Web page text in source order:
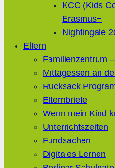
KCC (Kids
Erasmus+
Nightingale
Eltern
Familienzentrum
Mittagessen an
Rucksack
Elternbriefe
Wenn mein Kind
Unterrichtszeiten
Fundsachen
Digitales Lernen